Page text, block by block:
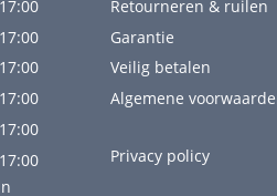
Retourneren & ruilen
Garantie
Veilig betalen
Algemene
Privacy policy